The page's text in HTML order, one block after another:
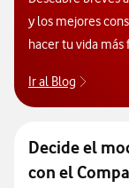
y los mejores
hacer tu vida más
Ir al Blog
Decide el
con el